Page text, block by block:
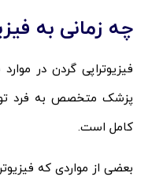
چه زمانی به
فیزیوتراپی گردن در
پزشک متخصص به فرد
کامل است.
بعضی از مواردی که